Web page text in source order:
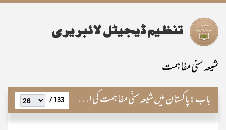
شیعہ سنی مفاہمت
باب:پاکستان میں شیعہ سنّی مفاہمت کی اہمیت اور اس کی ٹھوس بنیاد 133 /